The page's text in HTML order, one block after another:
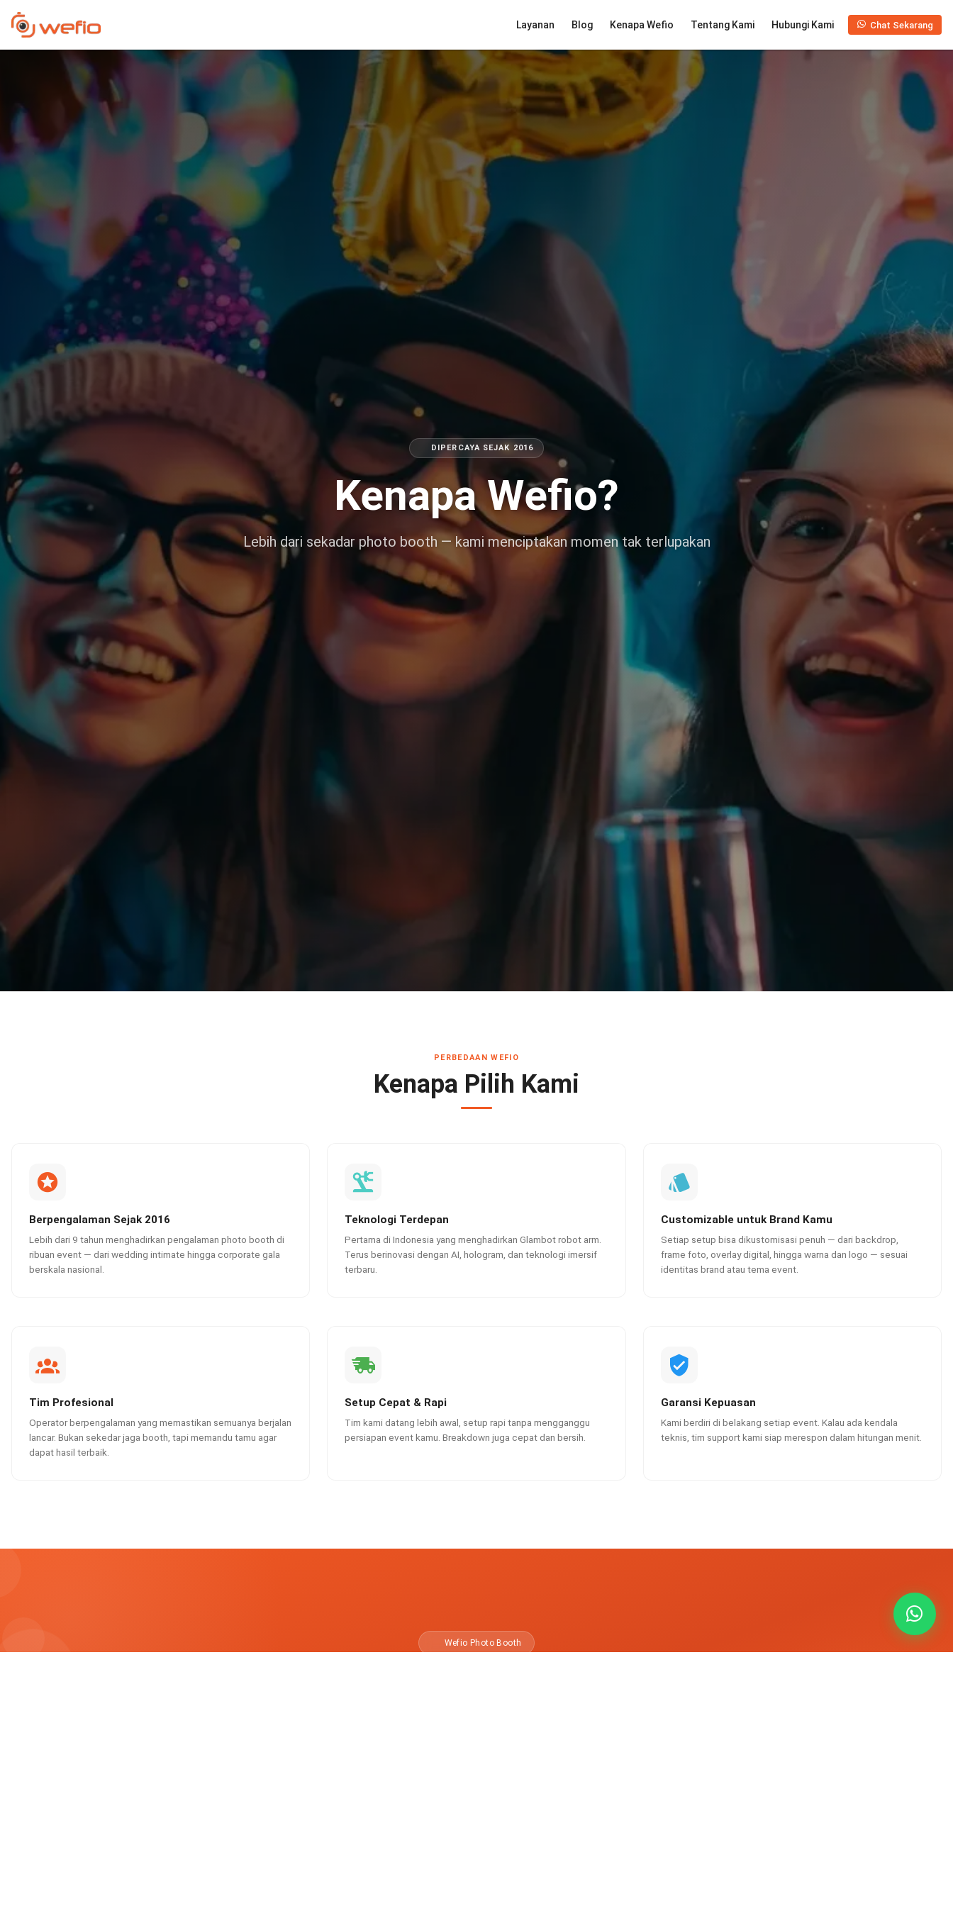
Layanan Blog Kenapa Wefio Tentang Kami Hubungi Kami Chat Sekarang
DIPERCAYA SEJAK 2016
Kenapa Wefio?
Lebih dari sekadar photo booth — kami menciptakan momen tak terlupakan
PERBEDAAN WEFIO
Kenapa Pilih Kami
Berpengalaman Sejak 2016
Lebih dari 9 tahun menghadirkan pengalaman photo booth di
ribuan event — dari wedding intimate hingga corporate gala
berskala nasional.
Teknologi Terdepan
Pertama di Indonesia yang menghadirkan Glambot robot arm.
Terus berinovasi dengan AI, hologram, dan teknologi imersif
terbaru.
Customizable untuk Brand Kamu
Setiap setup bisa dikustomisasi penuh — dari backdrop,
frame foto, overlay digital, hingga warna dan logo — sesuai
identitas brand atau tema event.
Tim Profesional
Operator berpengalaman yang memastikan semuanya berjalan
lancar. Bukan sekedar jaga booth, tapi memandu tamu agar
dapat hasil terbaik.
Setup Cepat & Rapi
Tim kami datang lebih awal, setup rapi tanpa mengganggu
persiapan event kamu. Breakdown juga cepat dan bersih.
Garansi Kepuasan
Kami berdiri di belakang setiap event. Kalau ada kendala
teknis, tim support kami siap merespon dalam hitungan menit.
Wefio Photo Booth